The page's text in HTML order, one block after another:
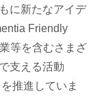
に新たなアイデ
Friendly
等を含むさまざ
支える活動
推進していま